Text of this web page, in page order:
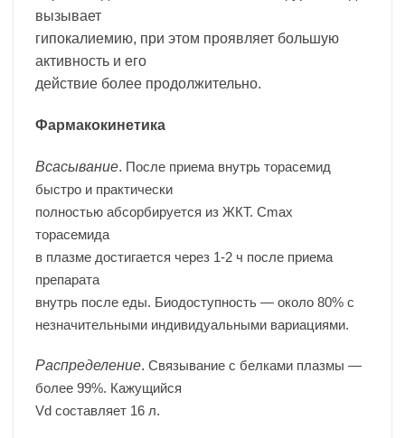
вызывает
гипокалиемию, при этом проявляет большую
активность и его
действие более продолжительно.
Фармакокинетика
Всасывание. После приема внутрь торасемид
быстро и практически
полностью абсорбируется из ЖКТ. Cmax
торасемида
в плазме достигается через 1-2 ч после приема
препарата
внутрь после еды. Биодоступность — около 80% с
незначительными индивидуальными вариациями.
Распределение. Связывание с белками плазмы —
более 99%. Кажущийся
Vd составляет 16 л.